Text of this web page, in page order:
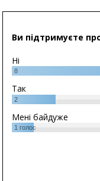
Ви підтримуєте
Ні
8
Так
2
Мені байдуже
1 голос